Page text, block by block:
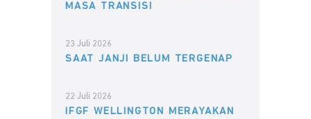
MASA TRANSISI
23 Juli 2026
SAAT JANJI BELUM TERGENAP
22 Juli 2026
IFGF WELLINGTON MERAYAKAN